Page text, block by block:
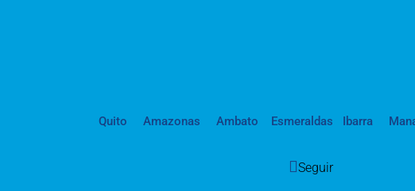
Quito Amazonas Ambato Esmeraldas Ibarra
Seguir